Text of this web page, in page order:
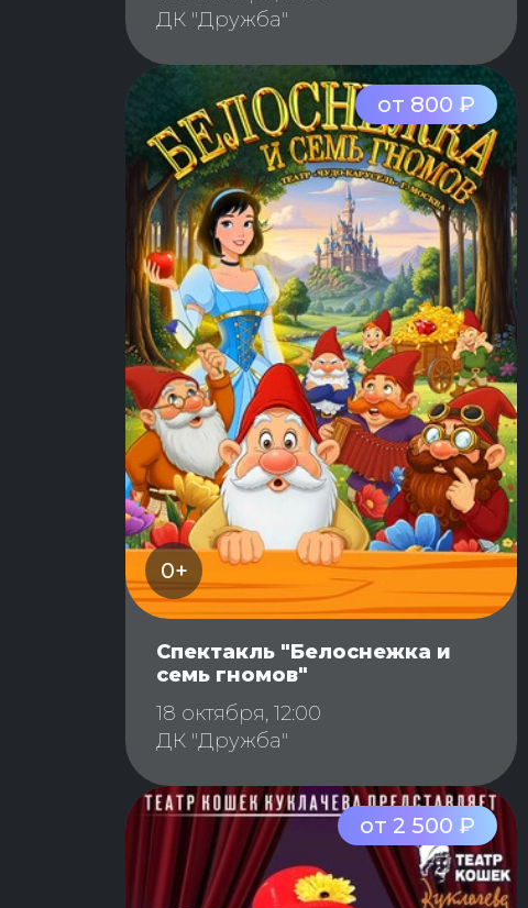
ДК "Дружба"
от 800 ₽
0+
Спектакль "Белоснежка и
семь гномов"
18 октября, 12:00
ДК "Дружба"
от 2 500 ₽